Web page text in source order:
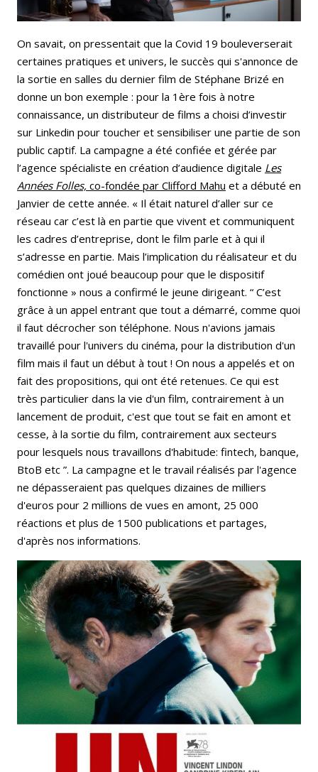
On savait, on pressentait que la Covid 19 bouleverserait
certaines pratiques et univers, le succès qui s'annonce de
la sortie en salles du dernier film de Stéphane Brizé en
donne un bon exemple : pour la 1ère fois à notre
connaissance, un distributeur de films a choisi d’investir
sur Linkedin pour toucher et sensibiliser une partie de son
public captif. La campagne a été confiée et gérée par
l’agence spécialiste en création d’audience digitale Les
Années Folles, co-fondée par Clifford Mahu et a débuté en
Janvier de cette année. « Il était naturel d’aller sur ce
réseau car c’est là en partie que vivent et communiquent
les cadres d’entreprise, dont le film parle et à qui il
s’adresse en partie. Mais l’implication du réalisateur et du
comédien ont joué beaucoup pour que le dispositif
fonctionne » nous a confirmé le jeune dirigeant. “ C’est
grâce à un appel entrant que tout a démarré, comme quoi
il faut décrocher son téléphone. Nous n'avions jamais
travaillé pour l'univers du cinéma, pour la distribution d'un
film mais il faut un début à tout ! On nous a appelés et on
fait des propositions, qui ont été retenues. Ce qui est
très particulier dans la vie d'un film, contrairement à un
lancement de produit, c'est que tout se fait en amont et
cesse, à la sortie du film, contrairement aux secteurs
pour lesquels nous travaillons d'habitude: fintech, banque,
BtoB etc ”. La campagne et le travail réalisés par l'agence
ne dépasseraient pas quelques dizaines de milliers
d'euros pour 2 millions de vues en amont, 25 000
réactions et plus de 1500 publications et partages,
d'après nos informations.